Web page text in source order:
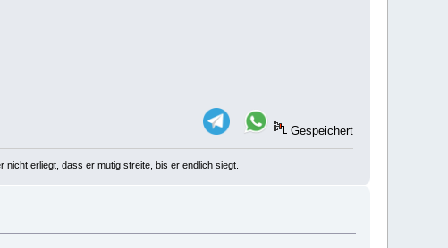
Gespeichert
erliegt, dass er mutig streite, bis er endlich siegt.